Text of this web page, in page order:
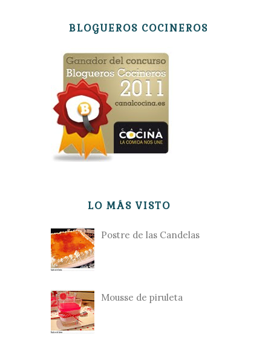
BLOGUEROS COCINEROS
LO MÁS VISTO
Postre de las Candelas
Mousse de piruleta